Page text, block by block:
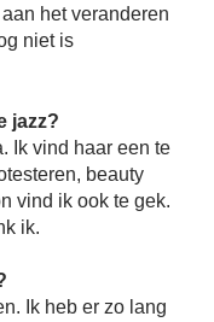
het veranderen
niet is
jazz?
Ik vind haar een te
beauty
vind ik ook te gek.
ik.
Ik heb er zo lang